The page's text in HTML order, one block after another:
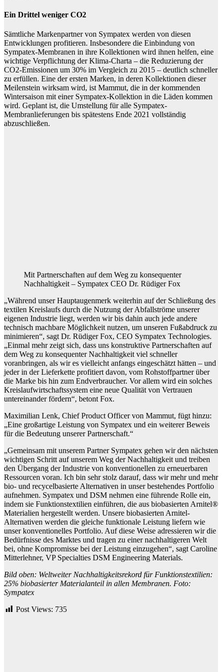
Ein Drittel weniger CO2
Sämtliche Markenpartner von Sympatex werden von diesen
Entwicklungen profitieren. Insbesondere die Einbindung von
Sympatex-Membranen in ihre Kollektionen wird ihnen helfen, eine
wichtige Verpflichtung der Klima-Charta – die Reduzierung der
CO2-Emissionen um 30% im Vergleich zu 2015 – deutlich schneller
zu erfüllen. Eine der ersten Marken, in deren Kollektionen dieser
Meilenstein wirksam wird, ist Mammut, die in der kommenden
Wintersaison mit einer Sympatex-Kollektion in die Läden kommen
wird. Geplant ist, die Umstellung für alle Sympatex-
Membranlieferungen bis spätestens Ende 2021 vollständig
abzuschließen.
Mit Partnerschaften auf dem Weg zu konsequenter
Nachhaltigkeit – Sympatex CEO Dr. Rüdiger Fox
„Während unser Hauptaugenmerk weiterhin auf der Schließung des
textilen Kreislaufs durch die Nutzung der Abfallströme unserer
eigenen Industrie liegt, werden wir bis dahin auch jede andere
technisch machbare Möglichkeit nutzen, um unseren Fußabdruck zu
minimieren“, sagt Dr. Rüdiger Fox, CEO Sympatex Technologies.
„Einmal mehr zeigt sich, dass uns konstruktive Partnerschaften auf
dem Weg zu konsequenter Nachhaltigkeit viel schneller
voranbringen, als wir es vielleicht anfangs eingeschätzt hätten – und
jeder in der Lieferkette profitiert davon, vom Rohstoffpartner über
die Marke bis hin zum Endverbraucher. Vor allem wird ein solches
Kreislaufwirtschaftssystem eine neue Qualität von Vertrauen
untereinander fördern“, betont Fox.
Maximilian Lenk, Chief Product Officer von Mammut, fügt hinzu:
„Eine großartige Leistung von Sympatex und ein weiterer Beweis
für die Bedeutung unserer Partnerschaft.“
„Gemeinsam mit unserem Partner Sympatex gehen wir den nächsten
wichtigen Schritt auf unserem Weg der Nachhaltigkeit und treiben
den Übergang der Industrie von konventionellen zu erneuerbaren
Ressourcen voran. Ich bin sehr stolz darauf, dass wir mehr und mehr
bio- und recycelbasierte Alternativen in unser bestehendes Portfolio
aufnehmen. Sympatex und DSM nehmen eine führende Rolle ein,
indem sie Funktionstextilien einführen, die aus biobasierten Arnitel®
Materialien hergestellt werden. Unsere biobasierten Arnitel-
Alternativen werden die gleiche funktionale Leistung liefern wie
unser konventionelles Portfolio. Auf diese Weise adressieren wir die
Bedürfnisse des Marktes und tragen zu einer nachhaltigeren Welt
bei, ohne Kompromisse bei der Leistung einzugehen“, sagt Caroline
Mitterlehner, VP Specialties DSM Engineering Materials.
Bild oben: Weltweiter Nachhaltigkeitsrekord für Funktionstextilien:
25% biobasierter Materialanteil in allen Membranen. Foto:
Sympatex
Post Views: 735